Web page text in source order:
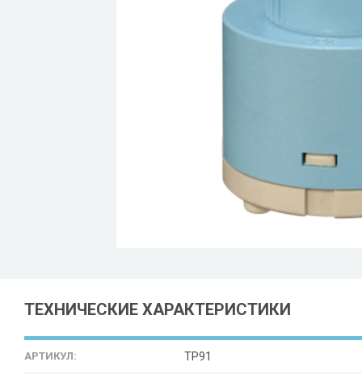
ТЕХНИЧЕСКИЕ ХАРАКТЕРИСТИКИ
АРТИКУЛ: TP91